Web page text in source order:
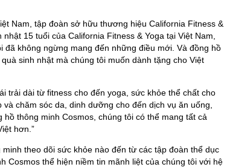
Nam, tập đoàn sở hữu thương hiệu California Fitness &
15 tuổi của California Fitness & Yoga tại Việt Nam,
đã không ngừng mang đến những điều mới. Và đồng hồ
sinh nhật mà chúng tôi muốn dành tặng cho Việt
trải dài từ fitness cho đến yoga, sức khỏe thể chất cho
chăm sóc da, dinh dưỡng cho đến dịch vụ ăn uống,
thông minh Cosmos, chúng tôi có thể mang tất cả
hơn.”
theo dõi sức khỏe nào đến từ các tập đoàn thể dục
Cosmos thể hiện niềm tin mãnh liệt của chúng tôi với hệ